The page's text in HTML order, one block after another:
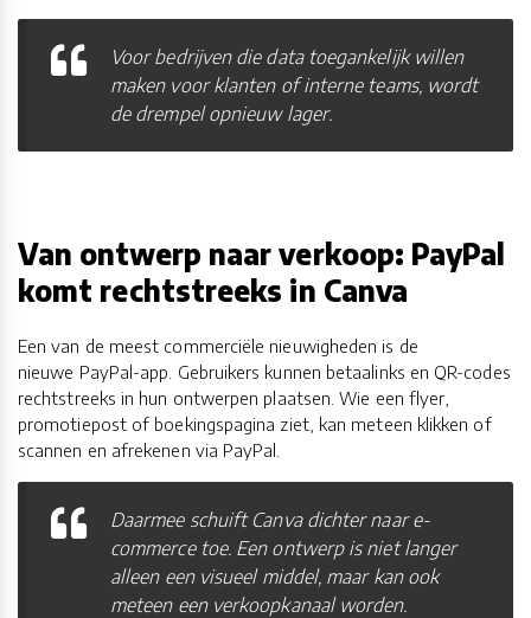
Voor bedrijven die data toegankelijk willen
maken voor klanten of interne teams, wordt
de drempel opnieuw lager.
Van ontwerp naar verkoop: PayPal
komt rechtstreeks in Canva
Een van de meest commerciële nieuwigheden is de
nieuwe PayPal-app. Gebruikers kunnen betaalinks en QR-codes
rechtstreeks in hun ontwerpen plaatsen. Wie een flyer,
promotiepost of boekingspagina ziet, kan meteen klikken of
scannen en afrekenen via PayPal.
Daarmee schuift Canva dichter naar e-
commerce toe. Een ontwerp is niet langer
alleen een visueel middel, maar kan ook
meteen een verkoopkanaal worden.